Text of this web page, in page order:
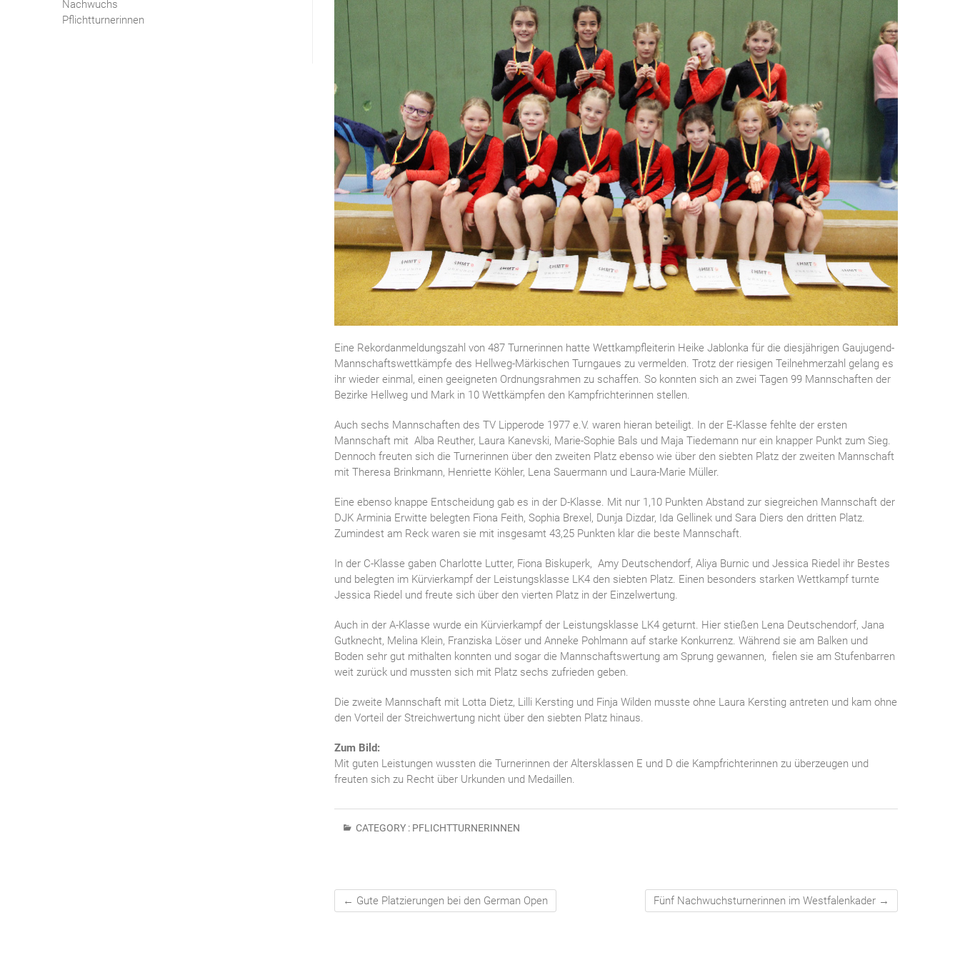
Eine Rekordanmeldungszahl von 487 Turnerinnen hatte Wettkampfleiterin Heike Jablonka für die diesjährigen Gaujugend-
Mannschaftswettkämpfe des Hellweg-Märkischen Turngaues zu vermelden. Trotz der riesigen Teilnehmerzahl gelang es
ihr wieder einmal, einen geeigneten Ordnungsrahmen zu schaffen. So konnten sich an zwei Tagen 99 Mannschaften der
Bezirke Hellweg und Mark in 10 Wettkämpfen den Kampfrichterinnen stellen.
Auch sechs Mannschaften des TV Lipperode 1977 e.V. waren hieran beteiligt. In der E-Klasse fehlte der ersten
Mannschaft mit Alba Reuther, Laura Kanevski, Marie-Sophie Bals und Maja Tiedemann nur ein knapper Punkt zum Sieg.
Dennoch freuten sich die Turnerinnen über den zweiten Platz ebenso wie über den siebten Platz der zweiten Mannschaft
mit Theresa Brinkmann, Henriette Köhler, Lena Sauermann und Laura-Marie Müller.
Eine ebenso knappe Entscheidung gab es in der D-Klasse. Mit nur 1,10 Punkten Abstand zur siegreichen Mannschaft der
DJK Arminia Erwitte belegten Fiona Feith, Sophia Brexel, Dunja Dizdar, Ida Gellinek und Sara Diers den dritten Platz.
Zumindest am Reck waren sie mit insgesamt 43,25 Punkten klar die beste Mannschaft.
In der C-Klasse gaben Charlotte Lutter, Fiona Biskuperk, Amy Deutschendorf, Aliya Burnic und Jessica Riedel ihr Bestes
und belegten im Kürvierkampf der Leistungsklasse LK4 den siebten Platz. Einen besonders starken Wettkampf turnte
Jessica Riedel und freute sich über den vierten Platz in der Einzelwertung.
Auch in der A-Klasse wurde ein Kürvierkampf der Leistungsklasse LK4 geturnt. Hier stießen Lena Deutschendorf, Jana
Gutknecht, Melina Klein, Franziska Löser und Anneke Pohlmann auf starke Konkurrenz. Während sie am Balken und
Boden sehr gut mithalten konnten und sogar die Mannschaftswertung am Sprung gewannen, fielen sie am Stufenbarren
weit zurück und mussten sich mit Platz sechs zufrieden geben.
Die zweite Mannschaft mit Lotta Dietz, Lilli Kersting und Finja Wilden musste ohne Laura Kersting antreten und kam ohne
den Vorteil der Streichwertung nicht über den siebten Platz hinaus.
Zum Bild:
Mit guten Leistungen wussten die Turnerinnen der Altersklassen E und D die Kampfrichterinnen zu überzeugen und
freuten sich zu Recht über Urkunden und Medaillen.
CATEGORY : PFLICHTTURNERINNEN
← Gute Platzierungen bei den German Open Fünf Nachwuchsturnerinnen im Westfalenkader →
Nachwuchs
Pflichtturnerinnen